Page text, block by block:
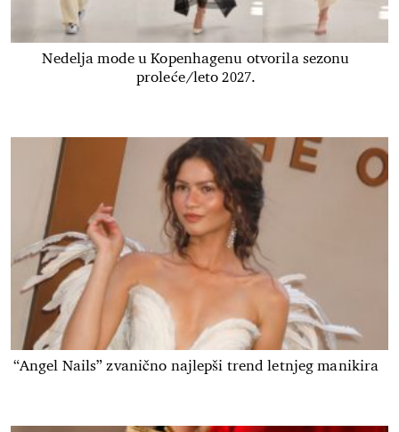
Nedelja mode u Kopenhagenu otvorila sezonu
proleće/leto 2027.
“Angel Nails” zvanično najlepši trend letnjeg manikira